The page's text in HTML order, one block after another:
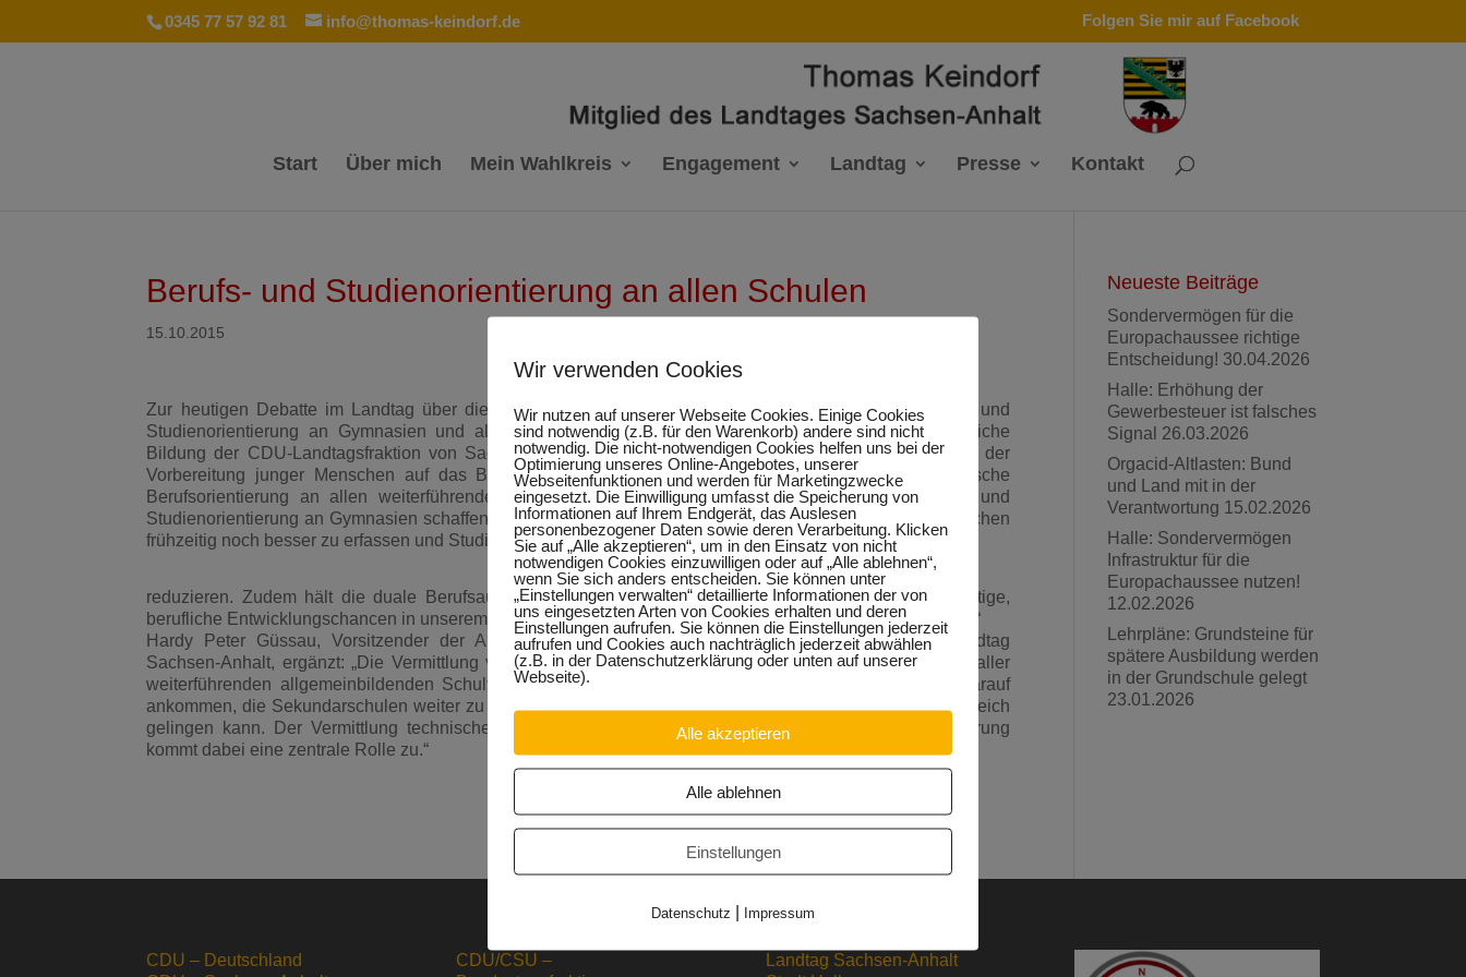
0345 77 57 92 81 info@thomas-keindorf.de Folgen Sie mir auf Facebook
Start Über mich Mein Wahlkreis Engagement Landtag Presse Kontakt
Berufs- und Studienorientierung an allen Schulen
15.10.2015
Zur heutigen Debatte im Landtag über die Umsetzung einer verbindlichen und systematischen Berufs- und
Studienorientierung an Gymnasien und allen weiterführenden Schulen erklärt der Sprecher für Berufliche
Bildung der CDU-Landtagsfraktion von Sachsen-Anhalt und Redner im Plenum, Thomas Keindorf: „Bei der
Vorbereitung junger Menschen auf das Berufsleben setzen wir als CDU-Fraktion auf eine systematische
Berufsorientierung an allen weiterführenden Schulen. Mit dem Aufbau einer systematischen Berufs- und
Studienorientierung an Gymnasien schaffen wir die Voraussetzung, um die Berufsneigungen junger Menschen
frühzeitig noch besser zu erfassen und Studienabbrüche zu
reduzieren. Zudem hält die duale Berufsausbildung gerade auch für leistungsstarke Abiturienten vielfältige,
berufliche Entwicklungschancen in unserem Land – etwa mit Blick auf die Unternehmensnachfolge – bereit.“
Hardy Peter Güssau, Vorsitzender der Arbeitsgruppe Bildung und Kultur der CDU-Fraktion im Landtag
Sachsen-Anhalt, ergänzt: „Die Vermittlung von Berufs- und Studienorientierung soll in allen Lehrplänen aller
weiterführenden allgemeinbildenden Schulformen fächerübergreifend verankert werden. Es wird jetzt darauf
ankommen, die Sekundarschulen weiter zu stärken, damit die Fachkräftesicherung in der Wirtschaft erfolgreich
gelingen kann. Der Vermittlung technischer Fähig- und Fertigkeiten als Bestandteil von Berufsorientierung
kommt dabei eine zentrale Rolle zu.“
Neueste Beiträge
Sondervermögen für die
Europachaussee richtige
Entscheidung! 30.04.2026
Halle: Erhöhung der
Gewerbesteuer ist falsches
Signal 26.03.2026
Orgacid-Altlasten: Bund
und Land mit in der
Verantwortung 15.02.2026
Halle: Sondervermögen
Infrastruktur für die
Europachaussee nutzen!
12.02.2026
Lehrpläne: Grundsteine für
spätere Ausbildung werden
in der Grundschule gelegt
23.01.2026
CDU – Deutschland
CDU/CSU –
Landtag Sachsen-Anhalt
Wir verwenden Cookies
Wir nutzen auf unserer Webseite Cookies. Einige Cookies
sind notwendig (z.B. für den Warenkorb) andere sind nicht
notwendig. Die nicht-notwendigen Cookies helfen uns bei der
Optimierung unseres Online-Angebotes, unserer
Webseitenfunktionen und werden für Marketingzwecke
eingesetzt. Die Einwilligung umfasst die Speicherung von
Informationen auf Ihrem Endgerät, das Auslesen
personenbezogener Daten sowie deren Verarbeitung. Klicken
Sie auf „Alle akzeptieren“, um in den Einsatz von nicht
notwendigen Cookies einzuwilligen oder auf „Alle ablehnen“,
wenn Sie sich anders entscheiden. Sie können unter
„Einstellungen verwalten“ detaillierte Informationen der von
uns eingesetzten Arten von Cookies erhalten und deren
Einstellungen aufrufen. Sie können die Einstellungen jederzeit
aufrufen und Cookies auch nachträglich jederzeit abwählen
(z.B. in der Datenschutzerklärung oder unten auf unserer
Webseite).
Alle akzeptieren
Alle ablehnen
Einstellungen
Datenschutz | Impressum